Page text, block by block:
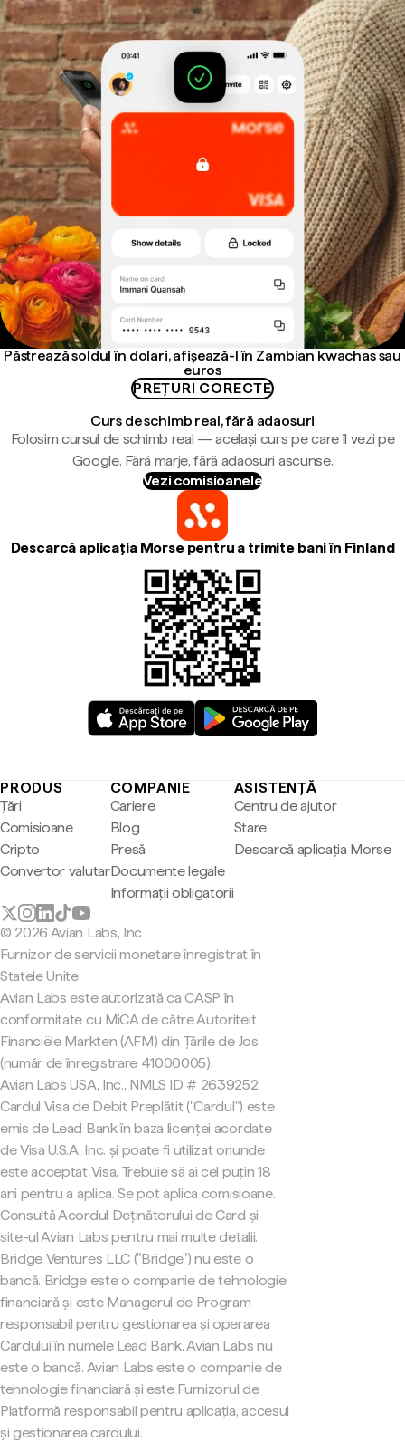
Păstrează soldul în dolari, afișează-l în Zambian kwachas sau
euros
PREȚURI CORECTE
Curs de schimb real, fără adaosuri
Folosim cursul de schimb real — același curs pe care îl vezi pe
Google. Fără marje, fără adaosuri ascunse.
Vezi comisioanele
Descarcă aplicația Morse pentru a trimite bani în Finland
PRODUS
Țări
Comisioane
Cripto
Convertor valutar
COMPANIE
Cariere
Blog
Presă
Documente legale
Informații obligatorii
ASISTENȚĂ
Centru de ajutor
Stare
Descarcă aplicația Morse
© 2026 Avian Labs, Inc
Furnizor de servicii monetare înregistrat în
Statele Unite
Avian Labs este autorizată ca CASP în
conformitate cu MiCA de către Autoriteit
Financiële Markten (AFM) din Țările de Jos
(număr de înregistrare 41000005).
Avian Labs USA, Inc., NMLS ID # 2639252
Cardul Visa de Debit Preplătit ("Cardul") este
emis de Lead Bank în baza licenței acordate
de Visa U.S.A. Inc. și poate fi utilizat oriunde
este acceptat Visa. Trebuie să ai cel puțin 18
ani pentru a aplica. Se pot aplica comisioane.
Consultă Acordul Deținătorului de Card și
site-ul Avian Labs pentru mai multe detalii.
Bridge Ventures LLC ("Bridge") nu este o
bancă. Bridge este o companie de tehnologie
financiară și este Managerul de Program
responsabil pentru gestionarea și operarea
Cardului în numele Lead Bank. Avian Labs nu
este o bancă. Avian Labs este o companie de
tehnologie financiară și este Furnizorul de
Platformă responsabil pentru aplicația, accesul
și gestionarea cardului.